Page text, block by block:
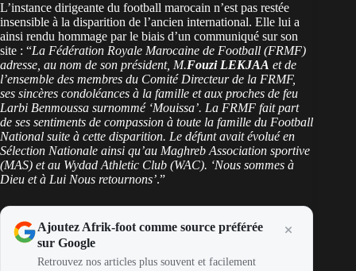
L’instance dirigeante du football marocain n’est pas restée
insensible à la disparition de l’ancien international. Elle lui a
ainsi rendu hommage par le biais d’un communiqué sur son
site : “La Fédération Royale Marocaine de Football (FRMF)
adresse, au nom de son président, M.Fouzi LEKJAA et de
l’ensemble des membres du Comité Directeur de la FRMF,
ses sincères condoléances à la famille et aux proches de feu
Larbi Benmoussa surnommé ‘Mouissa’. La FRMF fait part
de ses sentiments de compassion à toute la famille du Football
National suite à cette disparition. Le défunt avait évolué en
Sélection Nationale ainsi qu’au Maghreb Association sportive
(MAS) et au Wydad Athletic Club (WAC). ‘Nous sommes à
Dieu et à Lui Nous retournons’.”
Ajoutez Afrik-foot comme source préférée
sur Google
Retrouvez nos articles plus souvent et facilement